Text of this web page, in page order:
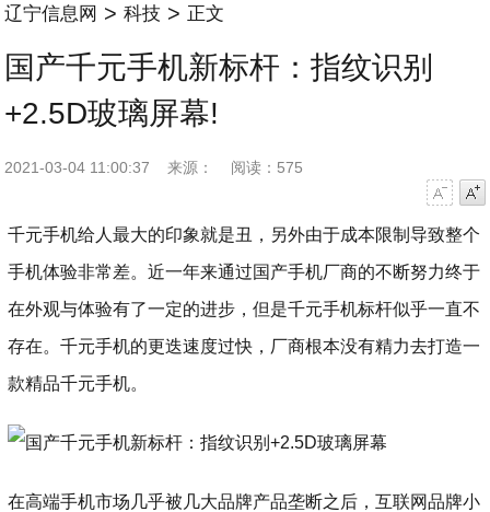
辽宁信息网 > 科技 > 正文
国产千元手机新标杆：指纹识别
+2.5D玻璃屏幕!
2021-03-04 11:00:37 来源：
阅读：575
千元手机给人最大的印象就是丑，另外由于成本限制导致整个
手机体验非常差。近一年来通过国产手机厂商的不断努力终于
在外观与体验有了一定的进步，但是千元手机标杆似乎一直不
存在。千元手机的更迭速度过快，厂商根本没有精力去打造一
款精品千元手机。
在高端手机市场几乎被几大品牌产品垄断之后，互联网品牌小